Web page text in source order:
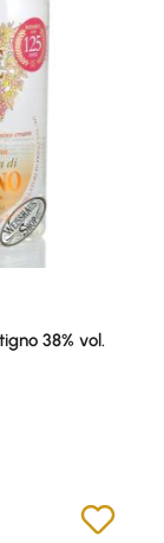
5 Sternen
38% vol.